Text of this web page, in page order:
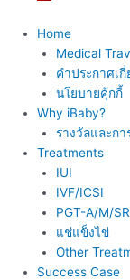
Home
Medical
คำประกาศเ
นโยบายคุ้กกี้
Why iBaby?
รางวัลและกา
Treatments
IUI
IVF/ICSI
PGT-A/M/SR
แช่แข็งไข่
Other
Success Case